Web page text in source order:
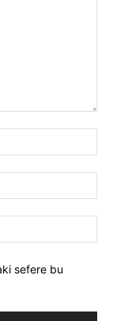
sefere bu